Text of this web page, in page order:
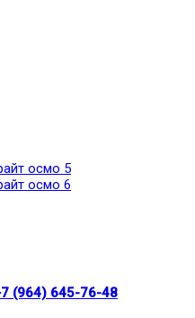
осмо 5
осмо 6
(964) 645-76-48